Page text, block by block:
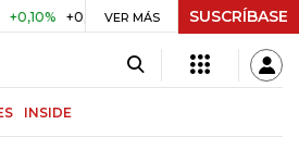
+0,98% UVR $ 416,96 +$ 0,05
VER MÁS SUSCRÍBASE
INSIDE